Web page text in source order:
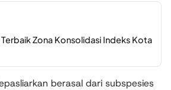
Zona Konsolidasi Indeks Kota
berasal dari subspesies